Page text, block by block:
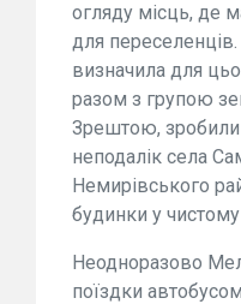
огляду місць, де
для
визначила для
разом з групою
Зрештою, зробили
неподалік села
Немирівського
будинки у чистому
Неодноразово
поїздки